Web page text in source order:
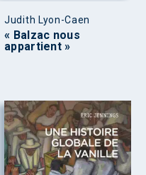
Judith Lyon-Caen
« Balzac nous
appartient »